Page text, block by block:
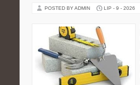
POSTED BY ADMIN LIP - 9 - 2026